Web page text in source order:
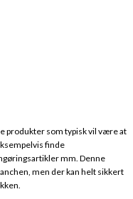
produkter som typisk vil være at
finde
mm. Denne
men der kan helt sikkert